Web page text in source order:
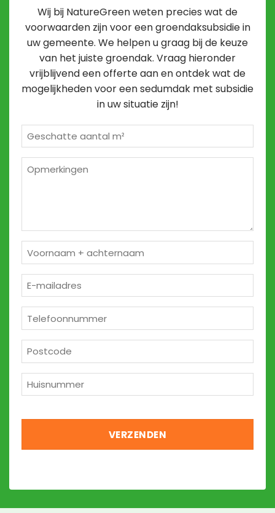
Wij bij NatureGreen weten precies wat de
voorwaarden zijn voor een groendaksubsidie in
uw gemeente. We helpen u graag bij de keuze
van het juiste groendak. Vraag hieronder
vrijblijvend een offerte aan en ontdek wat de
mogelijkheden voor een sedumdak met subsidie
in uw situatie zijn!
m²
Naam
*
mailadres
*
*
*